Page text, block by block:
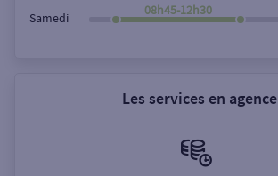
Samedi
08h45-12h30
Les services en agence